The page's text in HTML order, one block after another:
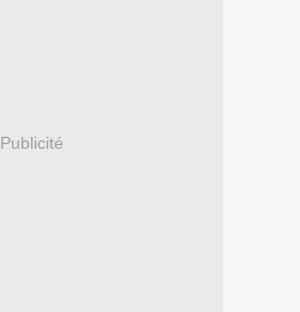
Publicité